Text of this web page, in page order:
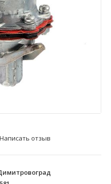
Написать отзыв